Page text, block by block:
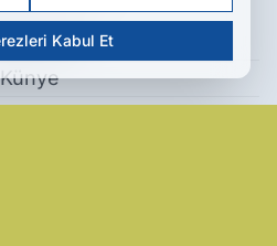
Künye
Kabul Et